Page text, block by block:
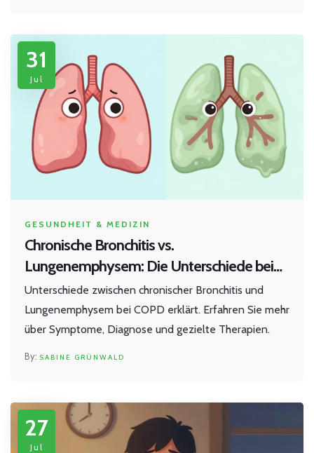
31
Jul
GESUNDHEIT & MEDIZIN
Chronische Bronchitis vs.
Lungenemphysem: Die Unterschiede bei
COPD verstehen
Unterschiede zwischen chronischer Bronchitis und
Lungenemphysem bei COPD erklärt. Erfahren Sie mehr
über Symptome, Diagnose und gezielte Therapien.
SABINE GRÜNWALD
27
Jul